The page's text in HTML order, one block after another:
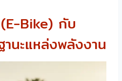
Bike) กับ
นะแหล่งพลังงาน